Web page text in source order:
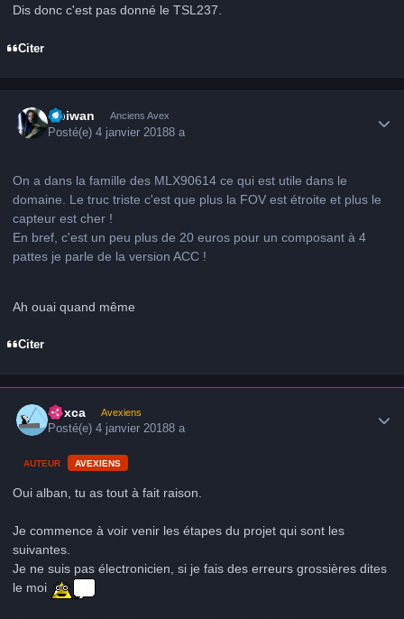
Dis donc c'est pas donné le TSL237.
Citer
Obiwan Anciens Avex
Posté(e)4 janvier 20188 a
On a dans la famille des MLX90614 ce qui est utile dans le
domaine. Le truc triste c'est que plus la FOV est étroite et plus le
capteur est cher !
En bref, c'est un peu plus de 20 euros pour un composant à 4
pattes je parle de la version ACC !
Ah ouai quand même
Citer
hoxca Avexiens
Posté(e)4 janvier 20188 a
AUTEUR AVEXIENS
Oui alban, tu as tout à fait raison.
Je commence à voir venir les étapes du projet qui sont les
suivantes.
Je ne suis pas électronicien, si je fais des erreurs grossières dites
le moi